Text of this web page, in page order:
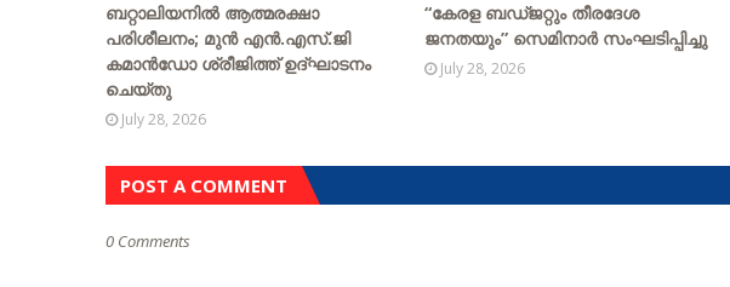
ബറ്റാലിയനിൽ ആത്മരക്ഷാ
പരിശീലനം; മുൻ എൻ.എസ്.ജി
കമാൻഡോ ശ്രീജിത്ത് ഉദ്ഘാടനം
ചെയ്തു
July 28, 2026
“കേരള ബഡ്ജറ്റും തീരദേശ
ജനതയും” സെമിനാർ സംഘടിപ്പിച്ചു
July 28, 2026
POST A COMMENT
0 Comments